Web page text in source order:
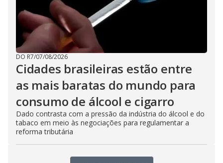
DO R7/07/08/2026
Cidades brasileiras estão entre
as mais baratas do mundo para
consumo de álcool e cigarro
Dado contrasta com a pressão da indústria do álcool e do
tabaco em meio às negociações para regulamentar a
reforma tributária